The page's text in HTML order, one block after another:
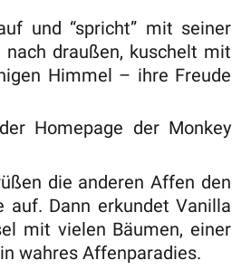
und “spricht” mit seiner
draußen, kuschelt mit
Himmel – ihre Freude
Homepage der Monkey
die anderen Affen den
auf. Dann erkundet Vanilla
mit vielen Bäumen, einer
wahres Affenparadies.